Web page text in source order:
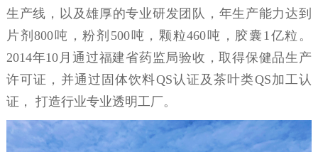
生产线，以及雄厚的专业研发团队，年生产能力达到
片剂800吨，粉剂500吨，颗粒460吨，胶囊1亿粒。
2014年10月通过福建省药监局验收，取得保健品生产
许可证，并通过固体饮料QS认证及茶叶类QS加工认
证， 打造行业专业透明工厂。